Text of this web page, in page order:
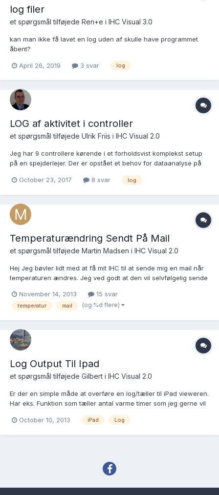
log filer
et spørgsmål tilføjede Ren+e i IHC Visual 3.0
kan man ikke få lavet en log uden af skulle have programmet
åbent?
April 26, 2019 3 svar log
LOG af aktivitet i controller
et spørgsmål tilføjede Ulrik Friis i IHC Visual 2.0
Jeg har 9 controllere kørende i et forholdsvist komplekst setup
på en spejderlejer. Der er opstået et behov for dataanalyse på
er på soverum, badeværelser etc. Lagres disse informationer i
October 23, 2017 8 svar log
Temperaturændring Sendt På Mail
et spørgsmål tilføjede Martin Madsen i IHC Visual 2.0
Hej Jeg bøvler lidt med at få mit IHC til at sende mig en mail når
temperaturen ændres. Jeg ved godt at den vil selvfølgelig sende
database så jeg kan logge alt og lave gennemsnits udtræk osv. .
Jeg har prøvet med flere FB's men uden he...
November 14, 2013 15 svar
temperatur mail (og %d flere)
Log Output Til Ipad
et spørgsmål tilføjede Gilbert i IHC Visual 2.0
Er der en simple måde at overføre en log/tæller til iPad vieweren.
Har eks. Funktion som tæller antal varme timer som jeg gerne vil
October 10, 2013
iPad Log